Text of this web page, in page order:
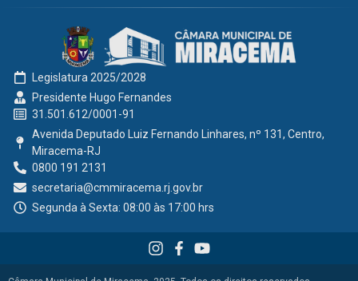
Legislatura 2025/2028
Presidente Hugo Fernandes
31.501.612/0001-91
Avenida Deputado Luiz Fernando Linhares, nº 131, Centro,
Miracema-RJ
0800 191 2131
secretaria@cmmiracema.rj.gov.br
Segunda à Sexta: 08:00 às 17:00 hrs